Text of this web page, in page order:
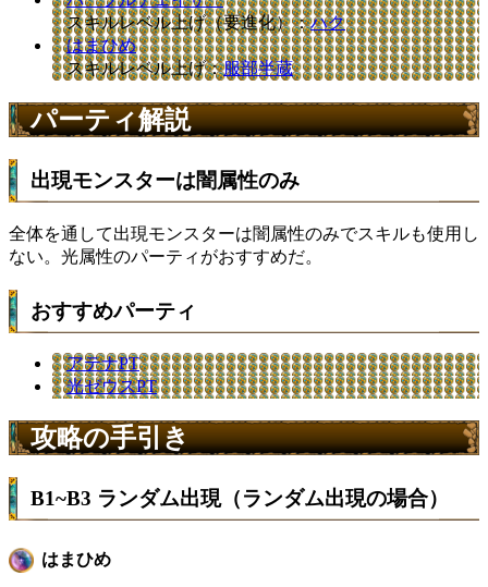
スキルレベル上げ（要進化）：ハク
はまひめ
スキルレベル上げ：服部半蔵
パーティ解説
出現モンスターは闇属性のみ
全体を通して出現モンスターは闇属性のみでスキルも使用し
ない。光属性のパーティがおすすめだ。
おすすめパーティ
アテナPT
光ゼウスPT
攻略の手引き
B1~B3 ランダム出現（ランダム出現の場合）
はまひめ